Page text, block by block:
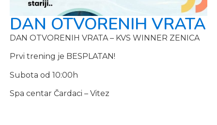
DAN OTVORENIH VRATA
DAN OTVORENIH VRATA – KVS WINNER ZENICA
Prvi trening je BESPLATAN!
Subota od 10:00h
Spa centar Čardaci – Vitez